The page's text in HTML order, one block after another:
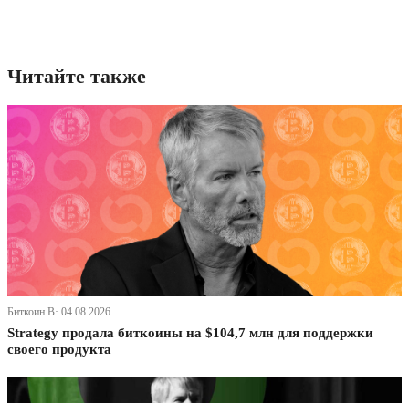
Читайте также
Биткоин В· 04.08.2026
Strategy продала биткоины на $104,7 млн для поддержки
своего продукта